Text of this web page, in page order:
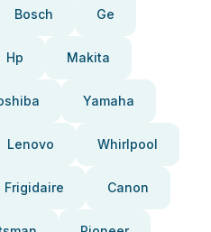
Bosch Ge
Hp Makita
Yamaha
Lenovo Whirlpool
Frigidaire Canon